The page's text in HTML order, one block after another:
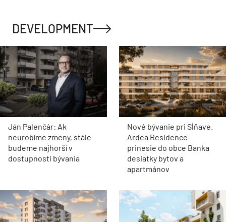
DEVELOPMENT
Ján Palenčár: Ak
neurobíme zmeny, stále
budeme najhorší v
dostupnosti bývania
Nové bývanie pri Sĺňave.
Ardea Residence
prinesie do obce Banka
desiatky bytov a
apartmánov